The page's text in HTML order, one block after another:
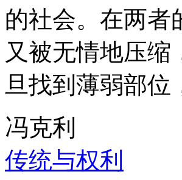
的社会。在两者
又被无情地压缩
旦找到薄弱部位
冯克利
传统与权利